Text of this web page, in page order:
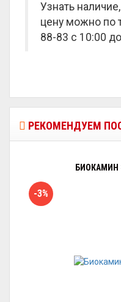
Узнать
цену можно по
88-83 с 10:00
РЕКОМЕНДУЕМ
БИОКАМИН
-3%